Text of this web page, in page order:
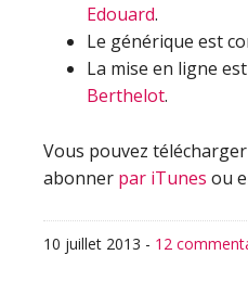
Edouard.
Le générique est
La mise en ligne
Berthelot.
Vous pouvez
abonner par iTunes ou
10 juillet 2013 - 12